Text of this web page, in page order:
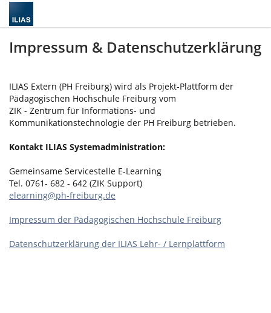
Impressum & Datenschutzerklärung
ILIAS Extern (PH Freiburg) wird als Projekt-Plattform der
Pädagogischen Hochschule Freiburg vom
ZIK - Zentrum für Informations- und
Kommunikationstechnologie der PH Freiburg betrieben.
Kontakt ILIAS Systemadministration:
Gemeinsame Servicestelle E-Learning
Tel. 0761- 682 - 642 (ZIK Support)
elearning@ph-freiburg.de
Impressum der Pädagogischen Hochschule Freiburg
Datenschutzerklärung der ILIAS Lehr- / Lernplattform